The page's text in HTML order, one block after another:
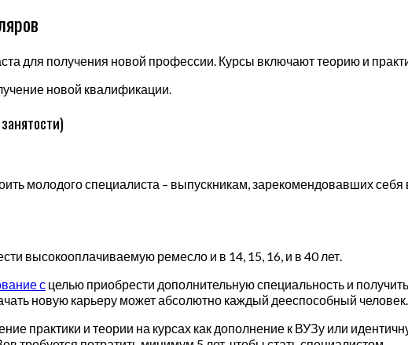
для получения новой профессии. Курсы включают теорию и
новой квалификации.
молодого специалиста – выпускникам, зарекомендовавших себя
высокооплачиваемую ремесло и в 14, 15, 16, и в 40 лет.
с целью приобрести дополнительную специальность и
новую карьеру может абсолютно каждый дееспособный человек.
практики и теории на курсах как дополнение к ВУЗу или